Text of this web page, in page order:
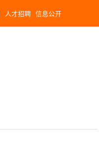
人才招聘 信息公开